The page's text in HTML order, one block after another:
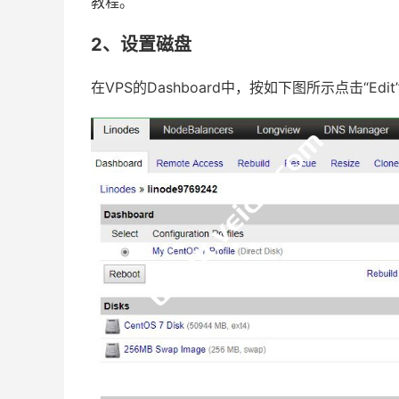
2、设置磁盘
在VPS的Dashboard中，按如下图所示点击